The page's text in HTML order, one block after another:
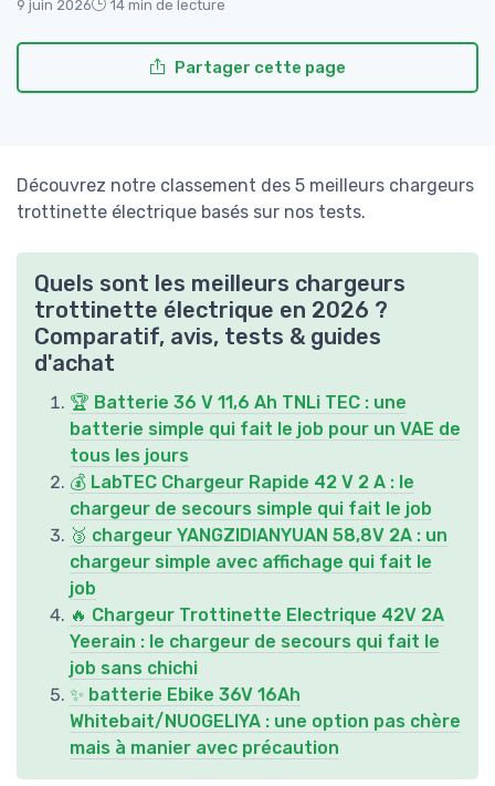
9 juin 2026 14 min de lecture
Partager cette page
Découvrez notre classement des 5 meilleurs chargeurs
trottinette électrique basés sur nos tests.
Quels sont les meilleurs chargeurs
trottinette électrique en 2026 ?
Comparatif, avis, tests & guides
d'achat
🏆 Batterie 36 V 11,6 Ah TNLi TEC : une
batterie simple qui fait le job pour un VAE de
tous les jours
💰 LabTEC Chargeur Rapide 42 V 2 A : le
chargeur de secours simple qui fait le job
🥉 chargeur YANGZIDIANYUAN 58,8V 2A : un
chargeur simple avec affichage qui fait le
job
🔥 Chargeur Trottinette Electrique 42V 2A
Yeerain : le chargeur de secours qui fait le
job sans chichi
✨ batterie Ebike 36V 16Ah
Whitebait/NUOGELIYA : une option pas chère
mais à manier avec précaution